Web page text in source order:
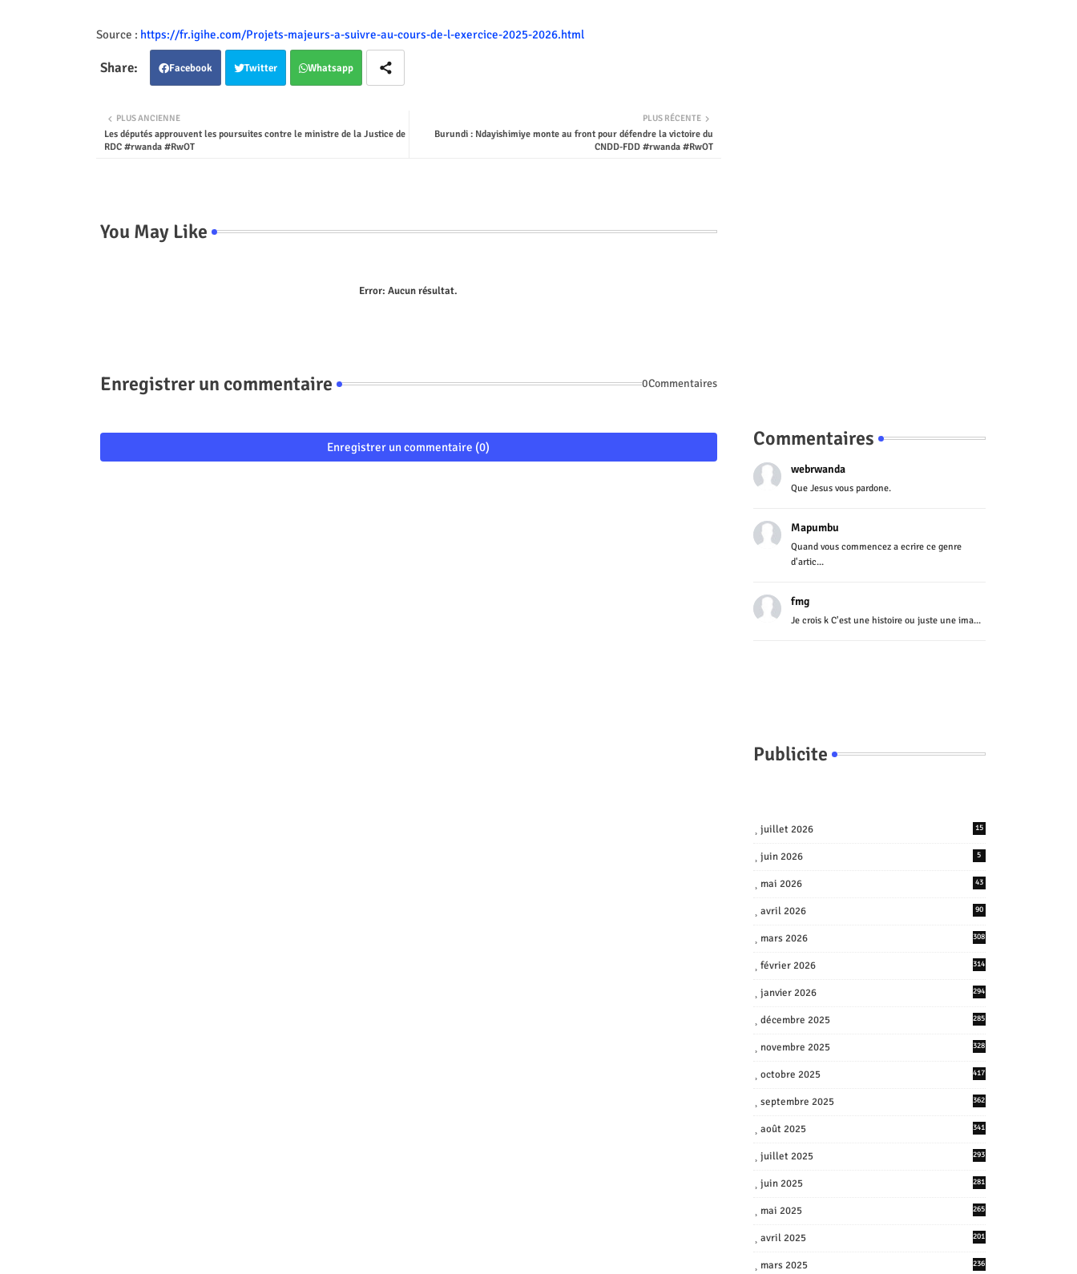
Source : https://fr.igihe.com/Projets-majeurs-a-suivre-au-cours-de-l-exercice-2025-2026.html
Facebook Twitter Whatsapp
PLUS RÉCENTE
Burundi : Ndayishimiye monte au front pour défendre la victoire du
CNDD-FDD #rwanda #RwOT
PLUS ANCIENNE
Les députés approuvent les poursuites contre le ministre de la Justice de
RDC #rwanda #RwOT
You May Like
Error: Aucun résultat.
Enregistrer un commentaire 0Commentaires
Enregistrer un commentaire (0) Commentaires
webrwanda
Que Jesus vous pardone.
Mapumbu
Quand vous commencez a ecrire ce genre
d'artic...
fmg
Je crois k C'est une histoire ou juste une ima...
Publicite
juillet 2026 15
juin 2026 5
mai 2026 43
avril 2026 90
mars 2026 308
février 2026 314
janvier 2026 294
décembre 2025 285
novembre 2025 328
octobre 2025 417
septembre 2025 362
août 2025 341
juillet 2025 293
juin 2025 281
mai 2025 265
avril 2025 201
mars 2025 236